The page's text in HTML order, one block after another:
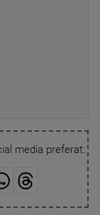
media preferat: